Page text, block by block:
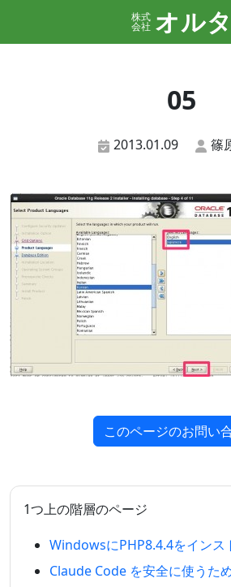
株式
会社 オルタ
05
2013.01.09 篠
このページのお問い
1つ上の階層のページ
WindowsにPHP8.4.4をインス
Claude Code を安全に使うた